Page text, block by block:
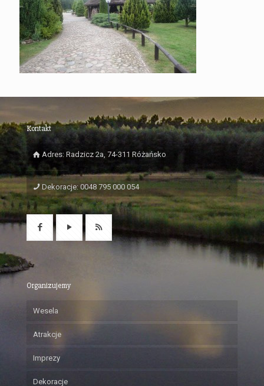
Kontakt
Adres: Radzicz 2a, 74-311 Różańsko
Dekoracje: 0048 795 000 054
Organizujemy
Wesela
Atrakcje
Imprezy
Dekoracje